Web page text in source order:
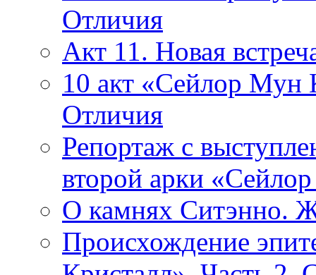
Отличия
Акт 11. Новая
10 акт «Сейлор Мун
Отличия
Репортаж с
второй арки
О камнях Ситэнно.
Происхождение